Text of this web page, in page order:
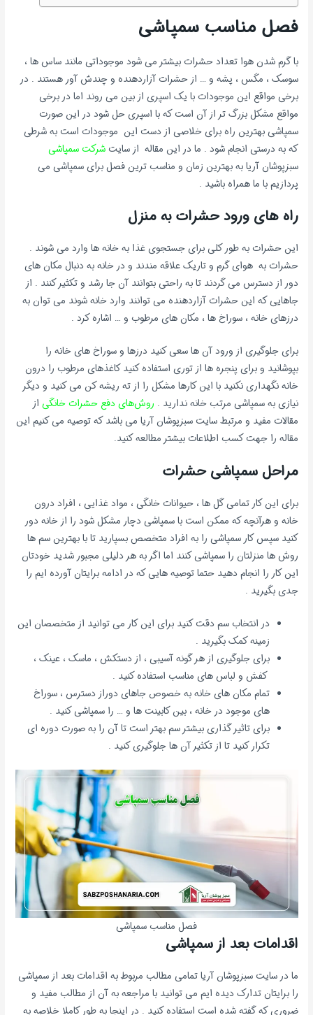
فصل مناسب سمپاشی
با گرم شدن هوا تعداد حشرات بیشتر می شود موجوداتی مانند ساس ها ،
سوسک ، مگس ، پشه و … از حشرات آزاردهنده و چندش آور هستند . در
برخی مواقع این موجودات با یک اسپری از بین می روند اما در برخی
مواقع مشکل بزرگ تر از آن است که با اسپری حل شود در این صورت
سمپاشی بهترین راه برای خلاصی از دست این موجودات است به شرطی
که به درستی انجام شود . ما در این مقاله از سایتشرکت سمپاشی
سبزپوشان آریا به بهترین زمان و مناسب ترین فصل برای سمپاشی می
پردازیم با ما همراه باشید .
راه های ورود حشرات به منزل
این حشرات به طور کلی برای جستجوی غذا به خانه ها وارد می شوند .
حشرات به هوای گرم و تاریک علاقه مندند و در خانه به دنبال مکان های
دور از دسترس می گردند تا به راحتی بتوانند آن جا رشد و تکثیر کنند . از
جاهایی که این حشرات آزاردهنده می توانند وارد خانه شوند می توان به
درزهای خانه ، سوراخ ها ، مکان های مرطوب و … اشاره کرد .
برای جلوگیری از ورود آن ها سعی کنید درزها و سوراخ های خانه را
بپوشانید و برای پنجره ها از توری استفاده کنید کاغذهای مرطوب را درون
خانه نگهداری نکنید با این کارها مشکل را از ته ریشه کن می کنید و دیگر
نیازی به سمپاشی مرتب خانه ندارید . روش‌های دفع حشرات خانگی از
مقالات مفید و مرتبط سایت سبزپوشان آریا می باشد که توصیه می کنیم این
مقاله را جهت کسب اطلاعات بیشتر مطالعه کنید.
مراحل سمپاشی حشرات
برای این کار تمامی گل ها ، حیوانات خانگی ، مواد غذایی ، افراد درون
خانه و هرآنچه که ممکن است با سمپاشی دچار مشکل شود را از خانه دور
کنید سپس کار سمپاشی را به افراد متخصص بسپارید تا با بهترین سم ها
روش ها منزلتان را سمپاشی کنند اما اگر به هر دلیلی مجبور شدید خودتان
این کار را انجام دهید حتما توصیه هایی که در ادامه برایتان آورده ایم را
جدی بگیرید .
در انتخاب سم دقت کنید برای این کار می توانید از متخصصان این
زمینه کمک بگیرید .
برای جلوگیری از هر گونه آسیبی ، از دستکش ، ماسک ، عینک ،
کفش و لباس های مناسب استفاده کنید .
تمام مکان های خانه به خصوص جاهای دوراز دسترس ، سوراخ
های موجود در خانه ، بین کابینت ها و … را سمپاشی کنید .
برای تاثیر گذاری بیشتر سم بهتر است تا آن را به صورت دوره ای
تکرار کنید تا از تکثیر آن ها جلوگیری کنید .
فصل مناسب سمپاشی
اقدامات بعد از سمپاشی
ما در سایت سبزپوشان آریا تمامی مطالب مربوط به اقدامات بعد از سمپاشی
را برایتان تدارک دیده ایم می توانید با مراجعه به آن از مطالب مفید و
ضروری که گفته شده است استفاده کنید . در اینجا به طور کاملا خلاصه به